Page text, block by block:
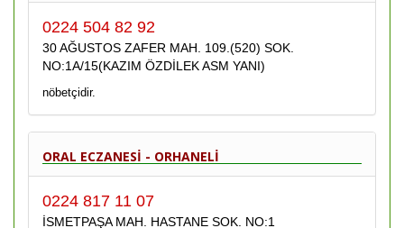
0224 504 82 92
30 AĞUSTOS ZAFER MAH. 109.(520) SOK.
NO:1A/15(KAZIM ÖZDİLEK ASM YANI)
nöbetçidir.
ORAL ECZANESİ - ORHANELİ
0224 817 11 07
İSMETPAŞA MAH. HASTANE SOK. NO:1